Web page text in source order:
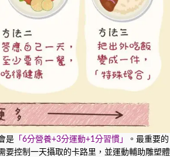
是 「6分營養+3分運動+1分習慣」
。最重要的
要控制一天攝取的卡路里，並運動輔助雕塑體